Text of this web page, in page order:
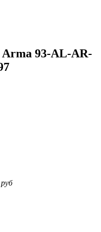
Arma 93-AL-AR-
руб